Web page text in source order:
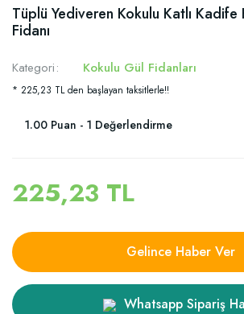
Tüplü Yediveren Kokulu Katlı Kadife
Fidanı
Kategori Kokulu Gül Fidanları
* 225,23 TL den başlayan taksitlerle!!
1.00 Puan - 1 Değerlendirme
225,23 TL
Gelince Haber Ver
Whatsapp Sipariş